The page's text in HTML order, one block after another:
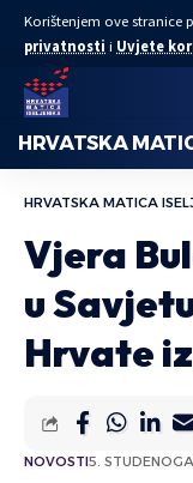
Korištenjem ove stranice
privatnosti i Uvjete
HRVATSKA
HRVATSKA MATICA
Vjera
u
Hrvate
NOVOSTI5.